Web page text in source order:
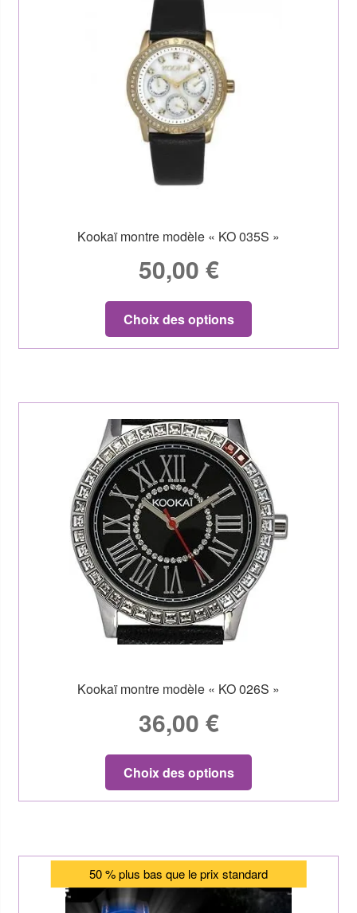
Kookaï montre modèle « KO 035S »
50,00 €
Choix des options
Kookaï montre modèle « KO 026S »
36,00 €
Choix des options
50 % plus bas que le prix standard